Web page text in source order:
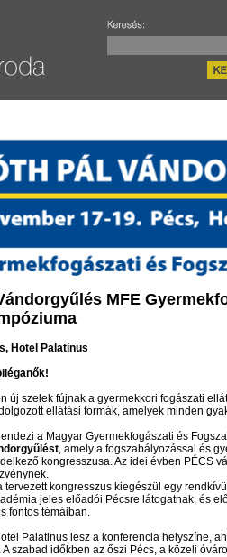
MFE
Hotel Palatinus
új szelek fújnak a gyermekkori fogászati
ellátási formák, amelyek minden
a Magyar Gyermekfogászati és
, amely a fogszabályozással és
kongresszusa. Az idei évben PÉCS
tervezett kongresszus kiegészül egy
jeles előadói Pécsre látogatnak, és
fontos témáiban.
Palatinus lesz a konferencia helyszíne,
szabad időkben az őszi Pécs, a közeli